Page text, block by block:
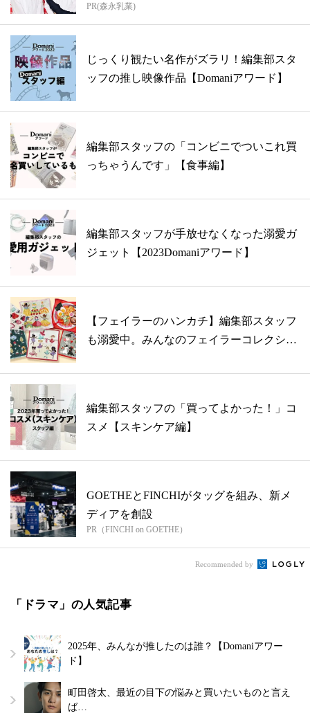
PR(森永乳業)
じっくり観たい名作がズラリ！編集部スタ
ッフの推し映像作品【Domaniアワード】
編集部スタッフの「コンビニでついこれ買
っちゃうんです」【食事編】
編集部スタッフが手放せなくなった溺愛ガ
ジェット【2023Domaniアワード】
【フェイラーのハンカチ】編集部スタッフ
も溺愛中。みんなのフェイラーコレクショ
編集部スタッフの「買ってよかった！」コ
スメ【スキンケア編】
GOETHEとFINCHIがタッグを組み、新メ
ディアを創設
PR（FINCHI on GOETHE）
Recommended by
「ドラマ」の人気記事
2025年、みんなが推したのは誰？【Domaniアワー
ド】
町田啓太、最近の目下の悩みと買いたいものと言え
ば…